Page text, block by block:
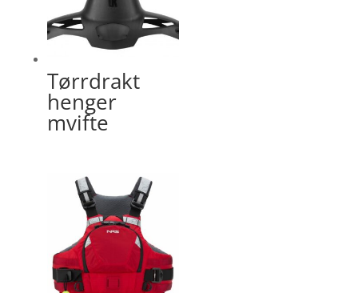
Tørrdrakt
henger
mvifte